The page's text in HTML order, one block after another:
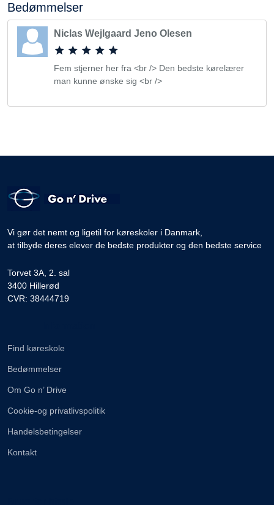
Bedømmelser
Niclas Wejlgaard Jeno Olesen
Fem stjerner her fra <br /> Den bedste kørelærer
man kunne ønske sig <br />
Vi gør det nemt og ligetil for køreskoler i Danmark,
at tilbyde deres elever de bedste produkter og den bedste service
Torvet 3A, 2. sal
3400 Hillerød
CVR: 38444719
Find køreskole
Bedømmelser
Om Go n’ Drive
Cookie-og privatlivspolitik
Handelsbetingelser
Kontakt